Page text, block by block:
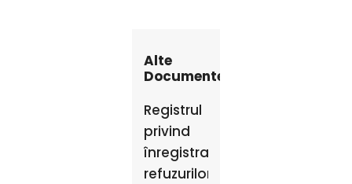
Alte
Documente
Registrul
privind
înregistrarea
refuzurilor